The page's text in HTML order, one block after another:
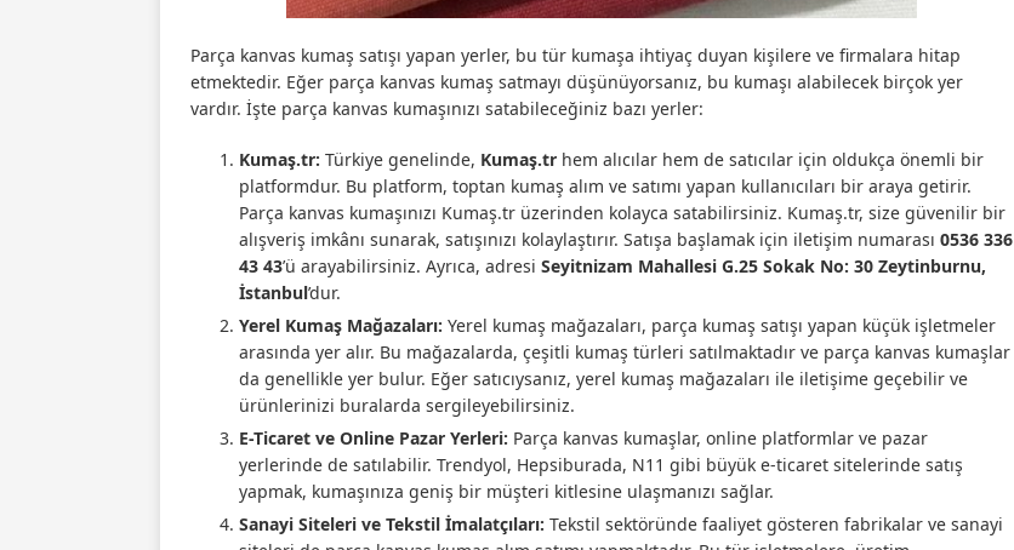
Parça kanvas kumaş satışı yapan yerler, bu tür kumaşa ihtiyaç duyan kişilere ve firmalara hitap
etmektedir. Eğer parça kanvas kumaş satmayı düşünüyorsanız, bu kumaşı alabilecek birçok yer
vardır. İşte parça kanvas kumaşınızı satabileceğiniz bazı yerler:
Kumaş.tr: Türkiye genelinde, Kumaş.tr hem alıcılar hem de satıcılar için oldukça önemli bir
platformdur. Bu platform, toptan kumaş alım ve satımı yapan kullanıcıları bir araya getirir.
Parça kanvas kumaşınızı Kumaş.tr üzerinden kolayca satabilirsiniz. Kumaş.tr, size güvenilir bir
alışveriş imkânı sunarak, satışınızı kolaylaştırır. Satışa başlamak için iletişim numarası 0536 336
43 43’ü arayabilirsiniz. Ayrıca, adresi Seyitnizam Mahallesi G.25 Sokak No: 30 Zeytinburnu,
İstanbul’dur.
Yerel Kumaş Mağazaları: Yerel kumaş mağazaları, parça kumaş satışı yapan küçük işletmeler
arasında yer alır. Bu mağazalarda, çeşitli kumaş türleri satılmaktadır ve parça kanvas kumaşlar
da genellikle yer bulur. Eğer satıcıysanız, yerel kumaş mağazaları ile iletişime geçebilir ve
ürünlerinizi buralarda sergileyebilirsiniz.
E-Ticaret ve Online Pazar Yerleri: Parça kanvas kumaşlar, online platformlar ve pazar
yerlerinde de satılabilir. Trendyol, Hepsiburada, N11 gibi büyük e-ticaret sitelerinde satış
yapmak, kumaşınıza geniş bir müşteri kitlesine ulaşmanızı sağlar.
Sanayi Siteleri ve Tekstil İmalatçıları: Tekstil sektöründe faaliyet gösteren fabrikalar ve sanayi